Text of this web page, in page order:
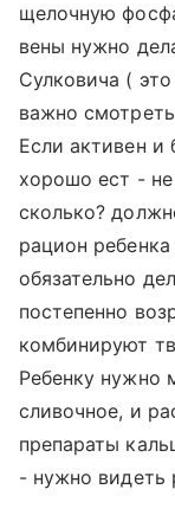
щелочную
вены нужно
Сулковича (
важно
Если активен и
хорошо ест -
сколько?
рацион
обязательно
постепенно
комбинируют
Ребенку нужно
сливочное, и
препараты
- нужно видеть